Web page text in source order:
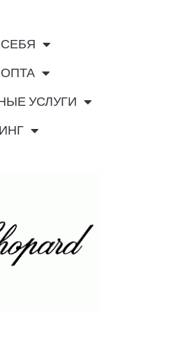
УСЛУГИ